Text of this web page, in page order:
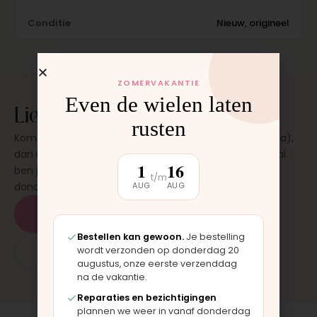
Conditie Nieuw, origineel
Liever laten plaatsen?
Kom langs in onze werkplaats in Moordrecht (bij Gouda),
dan monteren wij het onderdeel direct voor je. Meestal
ben je binnen 15 tot 20 minuten weer buiten. Op
donderdag en zaterdag, op afspraak.
Plan een afspraak
App: 06 - 2862 1330
ZOMERVAKANTIE
Even de wielen laten
rusten
1
AUG
t/m16
AUG
Bestellen kan gewoon. Je bestelling
wordt verzonden op donderdag 20
augustus, onze eerste verzenddag
na de vakantie.
Reparaties en bezichtigingen
plannen we weer in vanaf donderdag